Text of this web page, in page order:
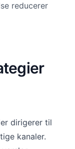
reducerer
dirigerer til
kanaler.